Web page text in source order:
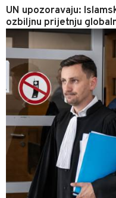
UN upozoravaju:
ozbiljnu prijetnju